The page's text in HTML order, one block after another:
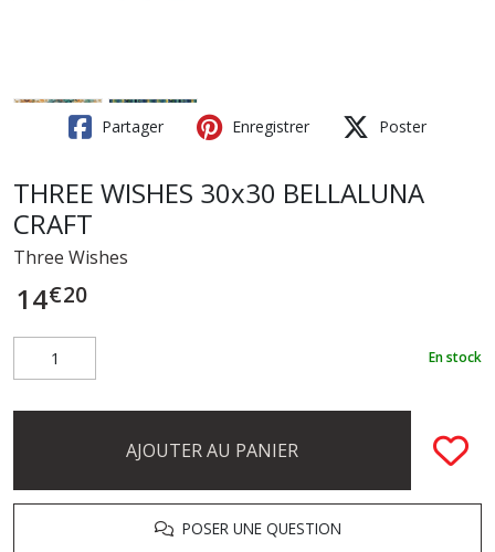
Partager Enregistrer Poster
THREE WISHES 30x30 BELLALUNA
CRAFT
Three Wishes
14€20
En stock
AJOUTER AU PANIER
POSER UNE QUESTION